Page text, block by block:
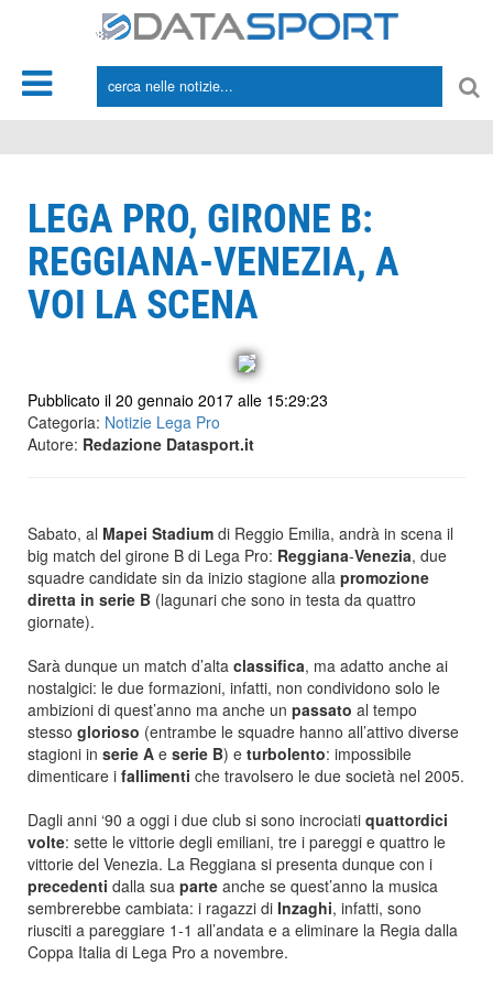
LEGA PRO, GIRONE B:
REGGIANA-VENEZIA, A
VOI LA SCENA
Pubblicato il 20 gennaio 2017 alle 15:29:23
Categoria: Notizie Lega Pro
Autore: Redazione Datasport.it
Sabato, al Mapei Stadium di Reggio Emilia, andrà in scena il
big match del girone B di Lega Pro: Reggiana-Venezia, due
squadre candidate sin da inizio stagione alla promozione
diretta in serie B (lagunari che sono in testa da quattro
giornate).
Sarà dunque un match d’alta classifica, ma adatto anche ai
nostalgici: le due formazioni, infatti, non condividono solo le
ambizioni di quest’anno ma anche un passato al tempo
stesso glorioso (entrambe le squadre hanno all’attivo diverse
stagioni in serie A e serie B) e turbolento: impossibile
dimenticare i fallimenti che travolsero le due società nel 2005.
Dagli anni ‘90 a oggi i due club si sono incrociati quattordici
volte: sette le vittorie degli emiliani, tre i pareggi e quattro le
vittorie del Venezia. La Reggiana si presenta dunque con i
precedenti dalla sua parte anche se quest’anno la musica
sembrerebbe cambiata: i ragazzi di Inzaghi, infatti, sono
riusciti a pareggiare 1-1 all’andata e a eliminare la Regia dalla
Coppa Italia di Lega Pro a novembre.